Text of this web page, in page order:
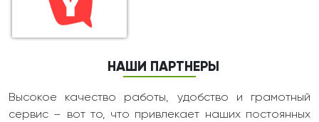
НАШИ ПАРТНЕРЫ
Высокое качество работы, удобство и грамотный
сервис – вот то, что привлекает наших постоянных